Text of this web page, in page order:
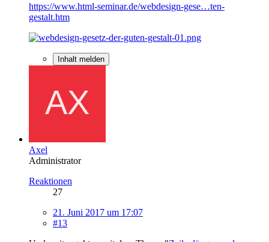
https://www.html-seminar.de/webdesign-gese…ten-
gestalt.htm
Inhalt melden
Axel
Administrator
Reaktionen
27
21. Juni 2017 um 17:07
#13